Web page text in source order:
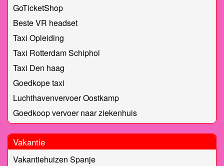
GoTicketShop
Beste VR headset
Taxi Opleiding
Taxi Rotterdam Schiphol
Taxi Den haag
Goedkope taxi
Luchthavenvervoer Oostkamp
Goedkoop vervoer naar ziekenhuis
Vakantie
Vakantiehuizen Spanje